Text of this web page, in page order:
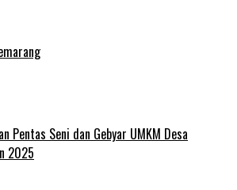
Pentas Seni dan Gebyar UMKM Desa
2025